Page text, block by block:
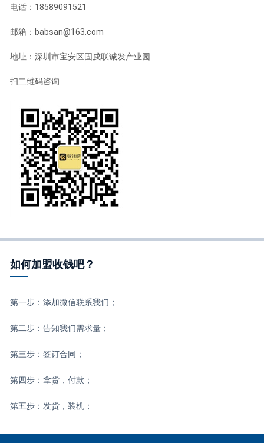
电话：18589091521
邮箱：babsan@163.com
地址：深圳市宝安区固戍联诚发产业园
扫二维码咨询
如何加盟收钱吧？
第一步：添加微信联系我们；
第二步：告知我们需求量；
第三步：签订合同；
第四步：拿货，付款；
第五步：发货，装机；